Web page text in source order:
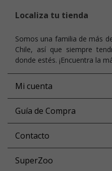
Localiza tu tienda
Somos una familia de más
Chile, así que siempre
donde estés. ¡Encuentra la
Mi cuenta
Guía de Compra
Contacto
SuperZoo